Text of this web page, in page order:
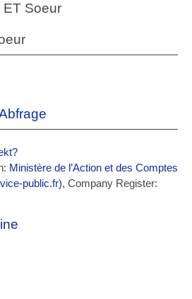
ET Soeur
Ministère de l’Action et des Comptes
public.fr), Company Register: